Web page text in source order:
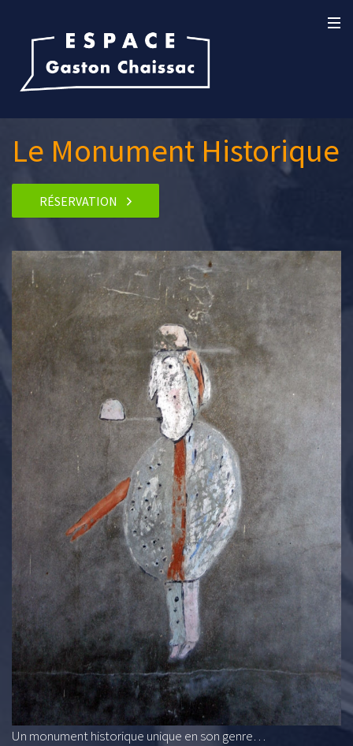
Le Monument Historique
RÉSERVATION
Un monument historique unique en son genre…